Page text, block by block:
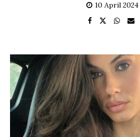
10 April 2024